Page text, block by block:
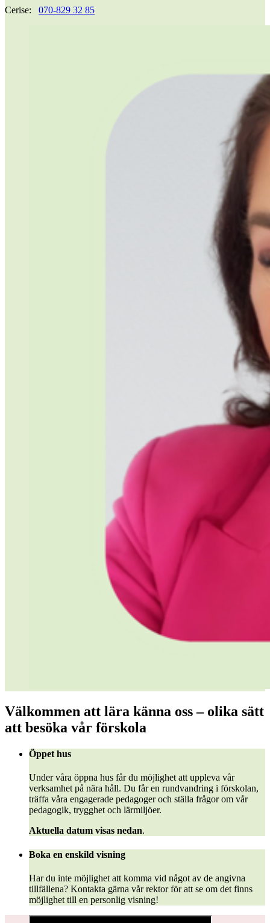
Cerise: 070-829 32 85
Välkommen att lära känna oss – olika sätt
att besöka vår förskola
Öppet hus
Under våra öppna hus får du möjlighet att uppleva vår
verksamhet på nära håll. Du får en rundvandring i förskolan,
träffa våra engagerade pedagoger och ställa frågor om vår
pedagogik, trygghet och lärmiljöer.
Aktuella datum visas nedan.
Boka en enskild visning
Har du inte möjlighet att komma vid något av de angivna
tillfällena? Kontakta gärna vår rektor för att se om det finns
möjlighet till en personlig visning!